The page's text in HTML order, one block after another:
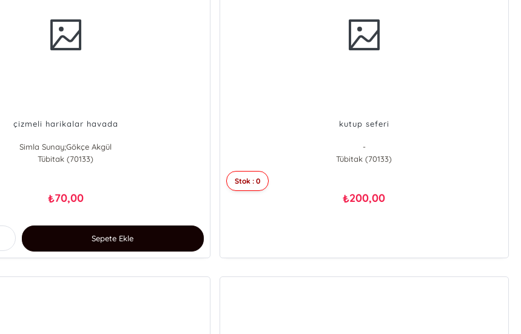
çizmeli harikalar havada
Simla Sunay;Gökçe Akgül
Tübitak (70133)
₺70,00
Sepete Ekle
kutup seferi
-
Tübitak (70133)
Stok : 0
₺200,00